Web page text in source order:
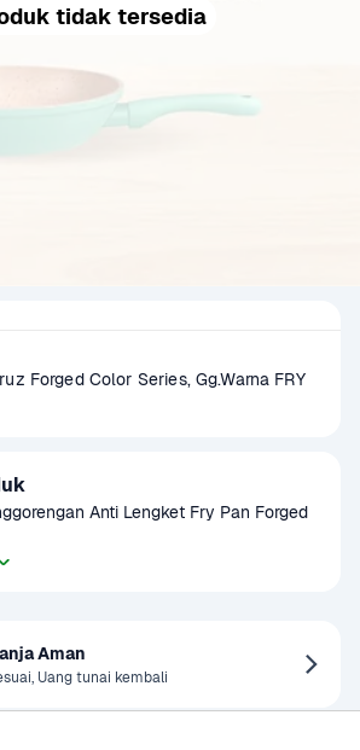
tidak tersedia
Forged Color Series, Gg.Warna FRY
Anti Lengket Fry Pan Forged
Aman
Uang tunai kembali